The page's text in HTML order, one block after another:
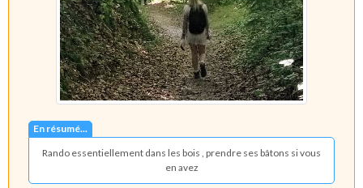
En résumé...
Rando essentiellement dans les bois , prendre ses bâtons si vous
en avez